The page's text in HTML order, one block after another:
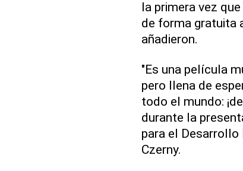
la primera vez
de forma gratuita
añadieron.
"Es una película
pero llena de
todo el mundo:
durante la
para el
Czerny.